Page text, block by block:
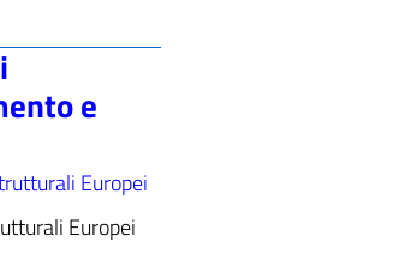
e
Europei
Europei